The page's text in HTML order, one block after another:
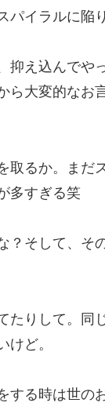
イラルに陥り
抑え込んでや
ら大変的なお
取るか。ま
多すぎる笑
？そして、そ
たりして。同
けど。
する時は世の